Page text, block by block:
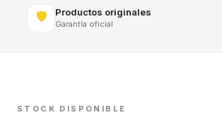
🛡️ Productos originales
Garantía oficial
STOCK DISPONIBLE